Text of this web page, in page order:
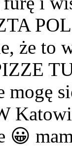
że
mogę
😀